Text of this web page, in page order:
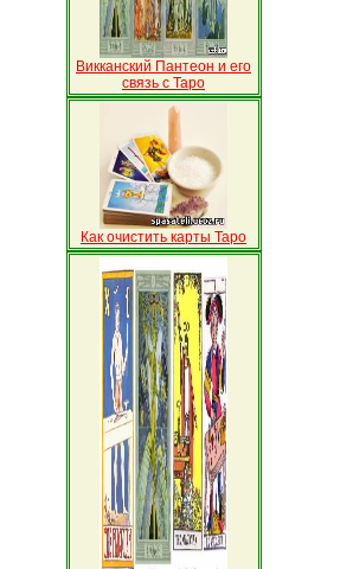
Викканский Пантеон и его
связь с Таро
Как очистить карты Таро